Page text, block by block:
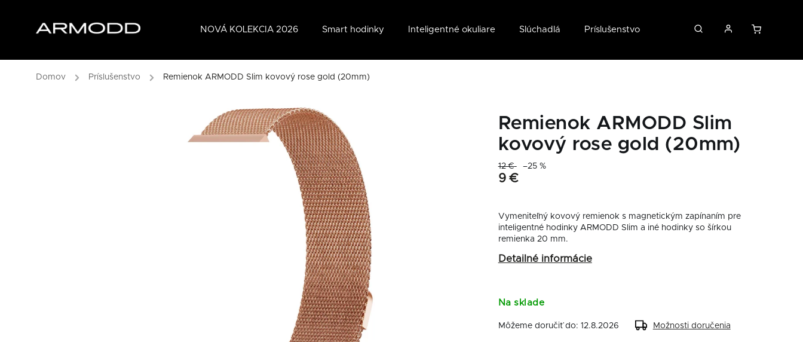
NOVÁ KOLEKCIA 2026 Smart hodinky Inteligentné okuliare Slúchadlá Príslušenstvo
Domov / Príslušenstvo / Remienok ARMODD Slim kovový rose gold (20mm)
Remienok ARMODD Slim
kovový rose gold (20mm)
12 € –25 %
9 €
Vymeniteľný kovový remienok s magnetickým zapínaním pre
inteligentné hodinky ARMODD Slim a iné hodinky so šírkou
remienka 20 mm.
Detailné informácie
Na sklade
Môžeme doručiť do: 12.8.2026 Možnosti doručenia